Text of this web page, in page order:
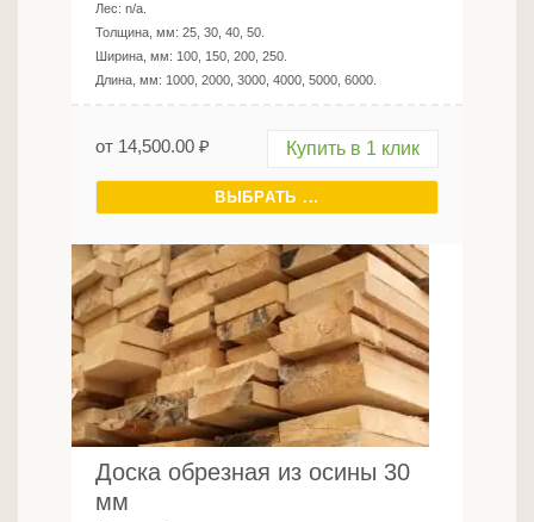
Лес: n/a
Толщина, мм: 25, 30, 40, 50
Ширина, мм: 100, 150, 200, 250
Длина, мм: 1000, 2000, 3000, 4000, 5000, 6000
от 14,500.00 ₽ Купить в 1 клик
ВЫБРАТЬ ...
Доска обрезная из осины 30
мм